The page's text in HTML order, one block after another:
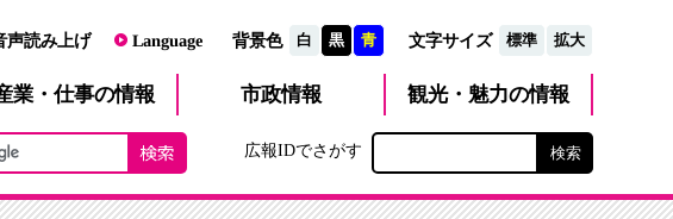
声読み上げ Language 背景色 白 黒 青 文字サイズ 標準 拡大
業・仕事の情報 市政情報 観光・魅力の情報
広報IDでさがす